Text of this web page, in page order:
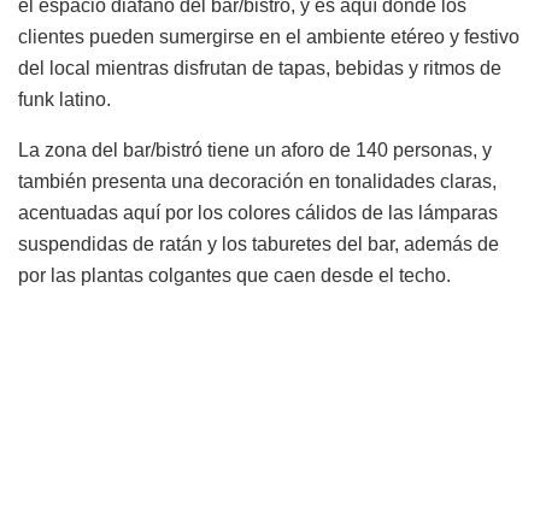
el espacio diáfano del bar/bistró, y es aquí donde los
clientes pueden sumergirse en el ambiente etéreo y festivo
del local mientras disfrutan de tapas, bebidas y ritmos de
funk latino.
La zona del bar/bistró tiene un aforo de 140 personas, y
también presenta una decoración en tonalidades claras,
acentuadas aquí por los colores cálidos de las lámparas
suspendidas de ratán y los taburetes del bar, además de
por las plantas colgantes que caen desde el techo.